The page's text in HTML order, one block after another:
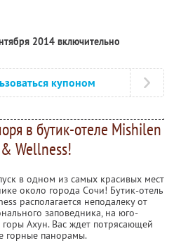
2014 включительно
купоном
в бутик-отеле Mishilen
Wellness!
в одном из самых красивых мест
около города Сочи! Бутик-отель
располагается неподалеку от
заповедника, на юго-
Ахун. Вас ждет потрясающей
горные панорамы.